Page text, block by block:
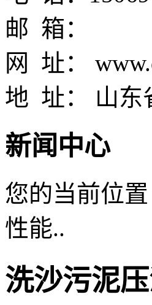
邮 箱：
网 址：
地 址： 山东
新闻中心
您的当前位置
性能..
洗沙污泥